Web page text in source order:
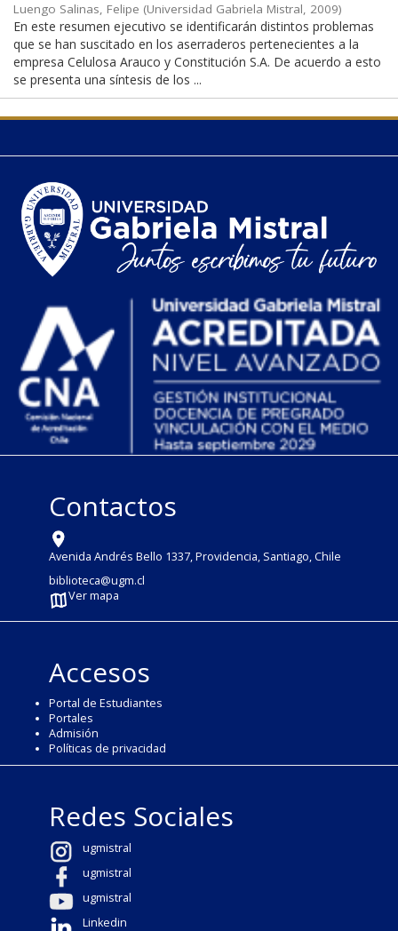
Luengo Salinas, Felipe (Universidad Gabriela Mistral, 2009)
En este resumen ejecutivo se identificarán distintos problemas
que se han suscitado en los aserraderos pertenecientes a la
empresa Celulosa Arauco y Constitución S.A. De acuerdo a esto
se presenta una síntesis de los ...
Contactos
Avenida Andrés Bello 1337, Providencia, Santiago, Chile
biblioteca@ugm.cl
Ver mapa
Accesos
Portal de Estudiantes
Portales
Admisión
Políticas de privacidad
Redes Sociales
ugmistral
ugmistral
ugmistral
Linkedin